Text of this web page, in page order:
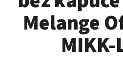
Melange
MIKK-